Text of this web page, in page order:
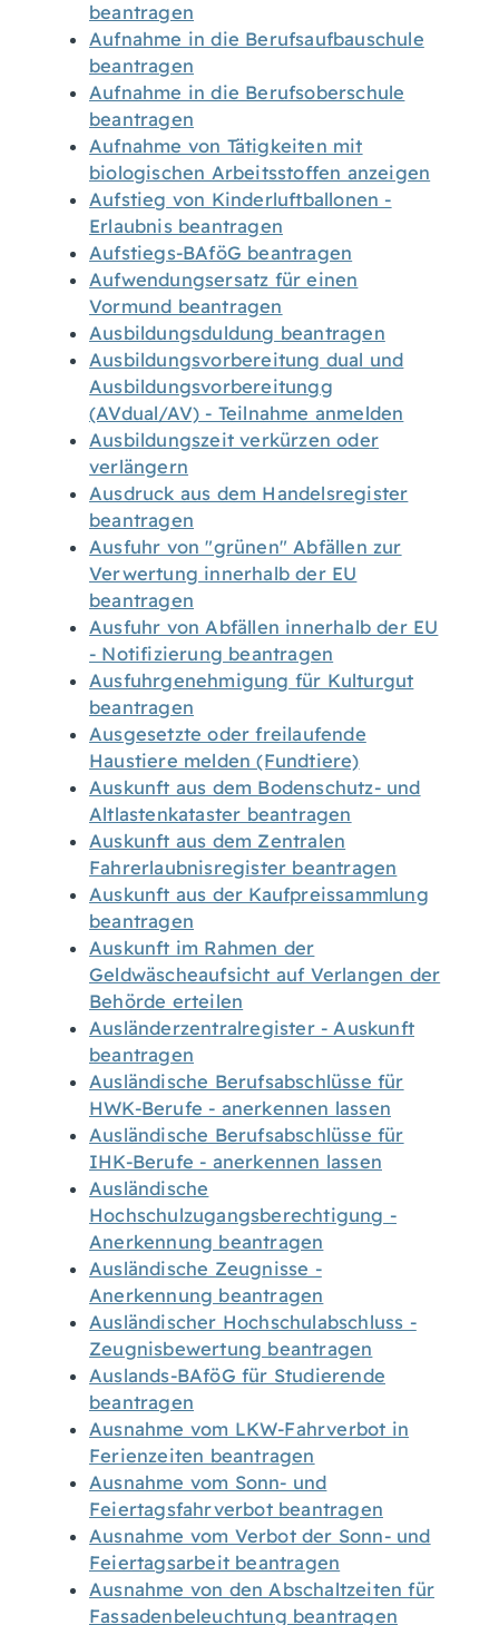
beantragen
Aufnahme in die Berufsaufbauschule
beantragen
Aufnahme in die Berufsoberschule
beantragen
Aufnahme von Tätigkeiten mit
biologischen Arbeitsstoffen anzeigen
Aufstieg von Kinderluftballonen -
Erlaubnis beantragen
Aufstiegs-BAföG beantragen
Aufwendungsersatz für einen
Vormund beantragen
Ausbildungsduldung beantragen
Ausbildungsvorbereitung dual und
Ausbildungsvorbereitungg
(AVdual/AV) - Teilnahme anmelden
Ausbildungszeit verkürzen oder
verlängern
Ausdruck aus dem Handelsregister
beantragen
Ausfuhr von "grünen" Abfällen zur
Verwertung innerhalb der EU
beantragen
Ausfuhr von Abfällen innerhalb der EU
- Notifizierung beantragen
Ausfuhrgenehmigung für Kulturgut
beantragen
Ausgesetzte oder freilaufende
Haustiere melden (Fundtiere)
Auskunft aus dem Bodenschutz- und
Altlastenkataster beantragen
Auskunft aus dem Zentralen
Fahrerlaubnisregister beantragen
Auskunft aus der Kaufpreissammlung
beantragen
Auskunft im Rahmen der
Geldwäscheaufsicht auf Verlangen der
Behörde erteilen
Ausländerzentralregister - Auskunft
beantragen
Ausländische Berufsabschlüsse für
HWK-Berufe - anerkennen lassen
Ausländische Berufsabschlüsse für
IHK-Berufe - anerkennen lassen
Ausländische
Hochschulzugangsberechtigung -
Anerkennung beantragen
Ausländische Zeugnisse -
Anerkennung beantragen
Ausländischer Hochschulabschluss -
Zeugnisbewertung beantragen
Auslands-BAföG für Studierende
beantragen
Ausnahme vom LKW-Fahrverbot in
Ferienzeiten beantragen
Ausnahme vom Sonn- und
Feiertagsfahrverbot beantragen
Ausnahme vom Verbot der Sonn- und
Feiertagsarbeit beantragen
Ausnahme von den Abschaltzeiten für
Fassadenbeleuchtung beantragen